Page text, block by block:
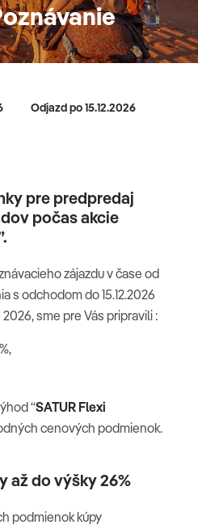
Odjazd po 15.12.2026
pre predpredaj
počas akcie
zájazdu v čase od
s odchodom do 15.12.2026
sme pre Vás pripravili :
“SATUR Flexi
cenových podmienok.
až do výšky 26%
podmienok kúpy